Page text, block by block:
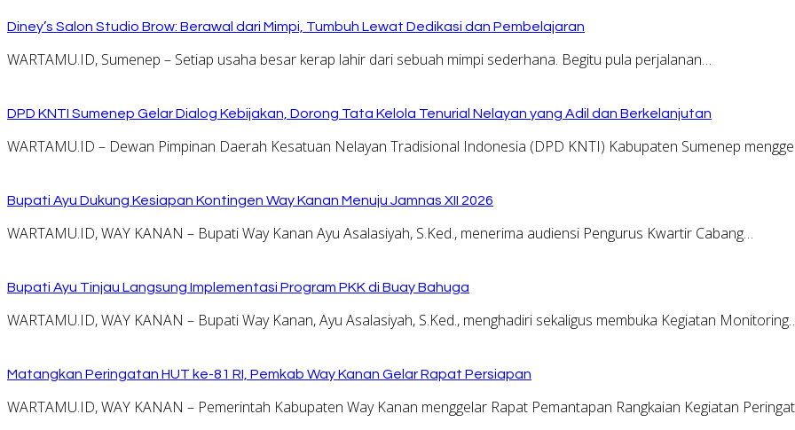
Diney’s Salon Studio Brow: Berawal dari Mimpi, Tumbuh Lewat Dedikasi dan Pembelajaran
WARTAMU.ID, Sumenep – Setiap usaha besar kerap lahir dari sebuah mimpi sederhana. Begitu pula perjalanan…
DPD KNTI Sumenep Gelar Dialog Kebijakan, Dorong Tata Kelola Tenurial Nelayan yang Adil dan Berkelanjutan
WARTAMU.ID – Dewan Pimpinan Daerah Kesatuan Nelayan Tradisional Indonesia (DPD KNTI) Kabupaten Sumenep
Bupati Ayu Dukung Kesiapan Kontingen Way Kanan Menuju Jamnas XII 2026
WARTAMU.ID, WAY KANAN – Bupati Way Kanan Ayu Asalasiyah, S.Ked., menerima audiensi Pengurus Kwartir Cabang…
Bupati Ayu Tinjau Langsung Implementasi Program PKK di Buay Bahuga
WARTAMU.ID, WAY KANAN – Bupati Way Kanan, Ayu Asalasiyah, S.Ked., menghadiri sekaligus membuka Kegiatan
Matangkan Peringatan HUT ke-81 RI, Pemkab Way Kanan Gelar Rapat Persiapan
WARTAMU.ID, WAY KANAN – Pemerintah Kabupaten Way Kanan menggelar Rapat Pemantapan Rangkaian Kegiatan